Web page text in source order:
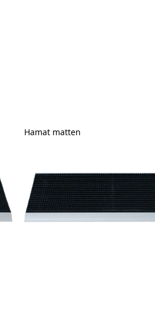
Hamat matten